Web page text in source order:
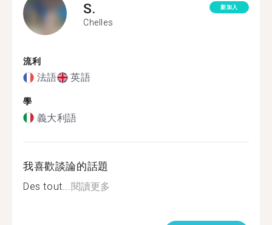
S.
Chelles
新加入
流利
法語 英語
學
義大利語
我喜歡談論的話題
Des tout... 閱讀更多